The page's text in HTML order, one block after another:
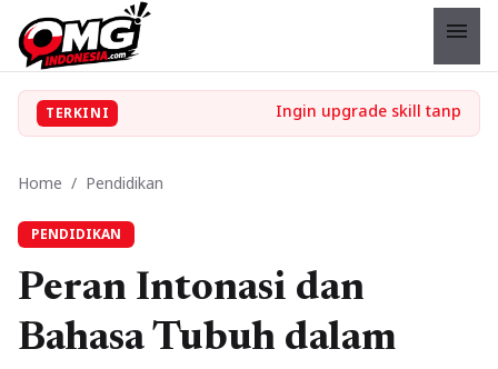
menu
TERKINI
Home / Pendidikan
PENDIDIKAN
Peran Intonasi dan
Bahasa Tubuh dalam